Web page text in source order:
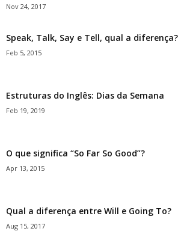
Nov 24, 2017
Speak, Talk, Say e Tell, qual a diferença?
Feb 5, 2015
Estruturas do Inglês: Dias da Semana
Feb 19, 2019
O que significa “So Far So Good”?
Apr 13, 2015
Qual a diferença entre Will e Going To?
Aug 15, 2017